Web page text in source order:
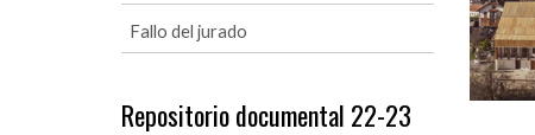
Fallo del jurado
Repositorio documental 22-23